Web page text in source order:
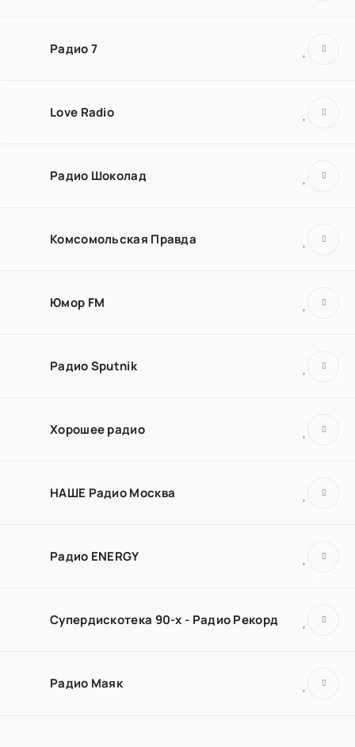
Радио 7
Love Radio
Радио Шоколад
Комсомольская Правда
Юмор FM
Радио Sputnik
Хорошее радио
НАШЕ Радио Москва
Радио ENERGY
Супердискотека 90-х - Радио Рекорд
Радио Маяк